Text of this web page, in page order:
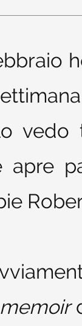
vedo
apre
memoir